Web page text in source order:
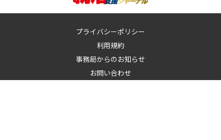
プライバシーポリシー
利用規約
事務局からのお知らせ
お問い合わせ